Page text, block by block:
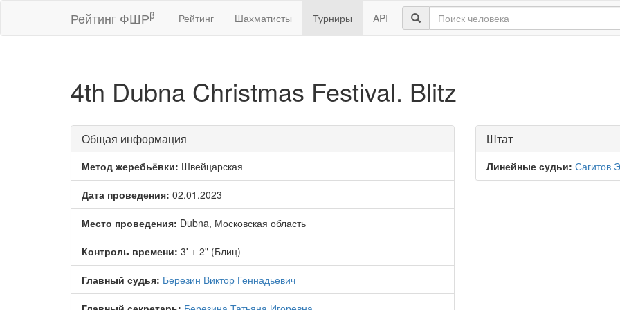
Рейтинг ФШРβ Рейтинг Шахматисты Турниры API
4th Dubna Christmas Festival. Blitz
Общая информация
Метод жеребьёвки: Швейцарская
Дата проведения: 02.01.2023
Место проведения: Dubna, Московская область
Контроль времени: 3' + 2" (Блиц)
Главный судья: Березин Виктор Геннадьевич
Штат
Линейные судьи: Сагитов